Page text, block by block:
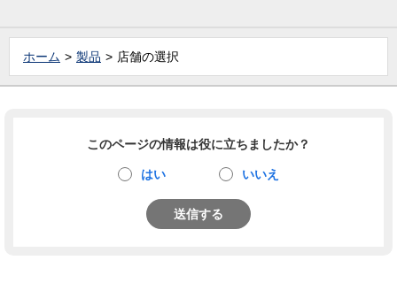
ホーム 製品 店舗の選択
このページの情報は役に立ちましたか？
はい いいえ
送信する